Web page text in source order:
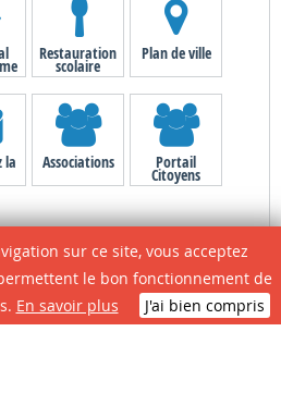
Restauration
scolaire
Plan de ville
la Associations Portail
Citoyens
sur ce site, vous acceptez
le bon fonctionnement de
En savoir plus J'ai bien compris